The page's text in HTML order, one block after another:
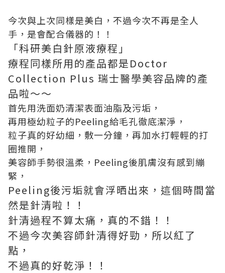
今次與上次同樣是美白，不過今次不再是全人
手，是會配合儀器的！！
「科研美白針原液療程」
療程同樣所用的產品都是Doctor
Collection Plus 瑞士醫學美容品牌的產
品啦～～
首先用洗面奶清潔表面油脂及污垢，
再用極幼粒子的Peeling給毛孔徹底潔淨，
粒子真的好幼細，敷一分鐘，再加水打輕輕的打
圈推開，
美容師手勢很溫柔，Peeling後肌膚沒有感到繃
緊，
Peeling後污垢就會浮晒出來，這個時間當
然是針清啦！！
針清過程不算太痛，真的不錯！！
不過今次美容師針清得好勁，所以紅了
點，
不過真的好乾淨！！